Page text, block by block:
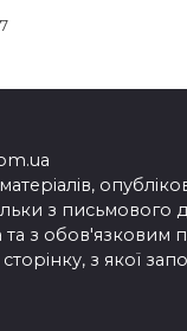
з письмового
та з обов'язковим
з якої